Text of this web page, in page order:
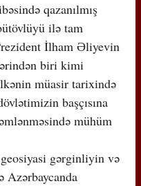
qazanılmış
ilə tam
İlham Əliyevin
biri kimi
müasir tarixində
başçısına
mühüm
gərginliyin və
Azərbaycanda